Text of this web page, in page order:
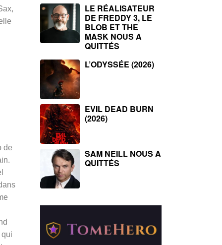
de
qui
LE RÉALISATEUR
DE FREDDY 3, LE
BLOB ET THE
MASK NOUS A
QUITTÉS
L’ODYSSÉE (2026)
EVIL DEAD BURN
(2026)
SAM NEILL NOUS A
QUITTÉS